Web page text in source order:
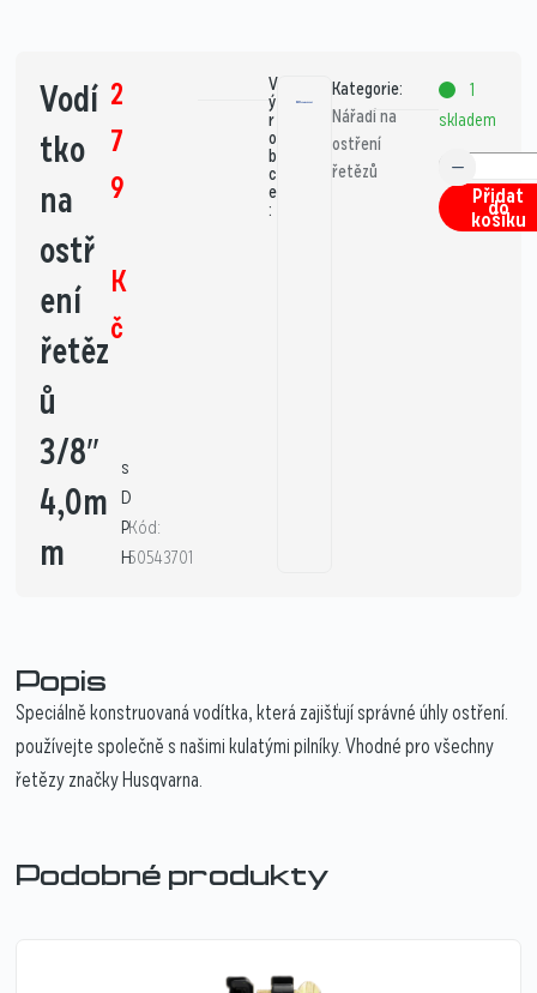
Vodí
tko
na
ostř
ení
řetěz
ů
3/8″
4,0m
m
2
7
9
K
č
s
D
P
H
Kód:
50543701
V
ý
r
o
b
c
e
:
Kategorie:
Nářadí na
ostření
řetězů
1
skladem
Přidat
do
košíku
Popis
Speciálně konstruovaná vodítka, která zajišťují správné úhly ostření.
používejte společně s našimi kulatými pilníky. Vhodné pro všechny
řetězy značky Husqvarna.
Podobné produkty